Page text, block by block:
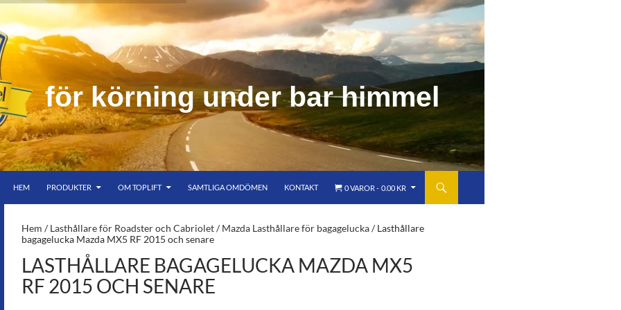
ing under bar himmel
bar himmel
HEM
PRODUKTER OM TOPLIFT SAMTLIGA OMDÖMEN KONTAKT 0 VAROR 0.00 KR
Hem /Lasthållare för Roadster och Cabriolet/Mazda Lasthållare för bagagelucka/ Lasthållare
bagagelucka Mazda MX5 RF 2015 och senare
LASTHÅLLARE BAGAGELUCKA MAZDA MX5
RF 2015 OCH SENARE